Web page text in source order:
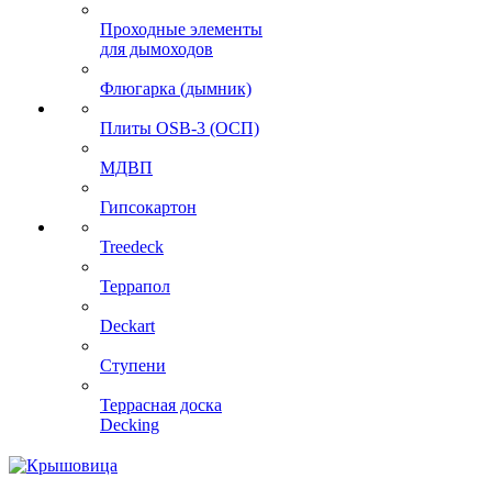
Проходные элементы
для дымоходов
Флюгарка (дымник)
Плиты OSB-3 (ОСП)
МДВП
Гипсокартон
Treedeck
Террапол
Deckart
Ступени
Террасная доска
Decking